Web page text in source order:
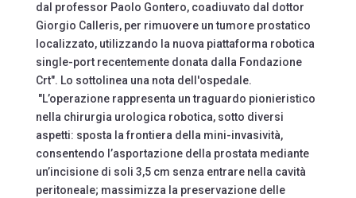
dal professor Paolo Gontero, coadiuvato dal dottor
Giorgio Calleris, per rimuovere un tumore prostatico
localizzato, utilizzando la nuova piattaforma robotica
single-port recentemente donata dalla Fondazione
Crt". Lo sottolinea una nota dell'ospedale.
"L’operazione rappresenta un traguardo pionieristico
nella chirurgia urologica robotica, sotto diversi
aspetti: sposta la frontiera della mini-invasività,
consentendo l’asportazione della prostata mediante
un’incisione di soli 3,5 cm senza entrare nella cavità
peritoneale; massimizza la preservazione delle